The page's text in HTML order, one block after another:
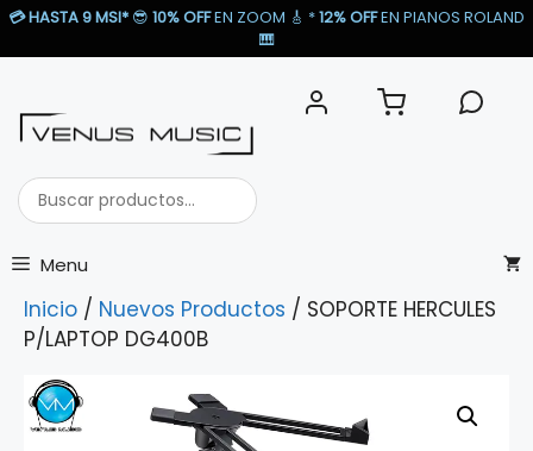
Saltar
💳HASTA 9 MSI* 😎 10% OFFEN ZOOM 🎸​ *12% OFFEN PIANOS ROLAND
🎹​
Buscar
productos...
Menu
Inicio / Nuevos Productos / SOPORTE HERCULES
P/LAPTOP DG400B